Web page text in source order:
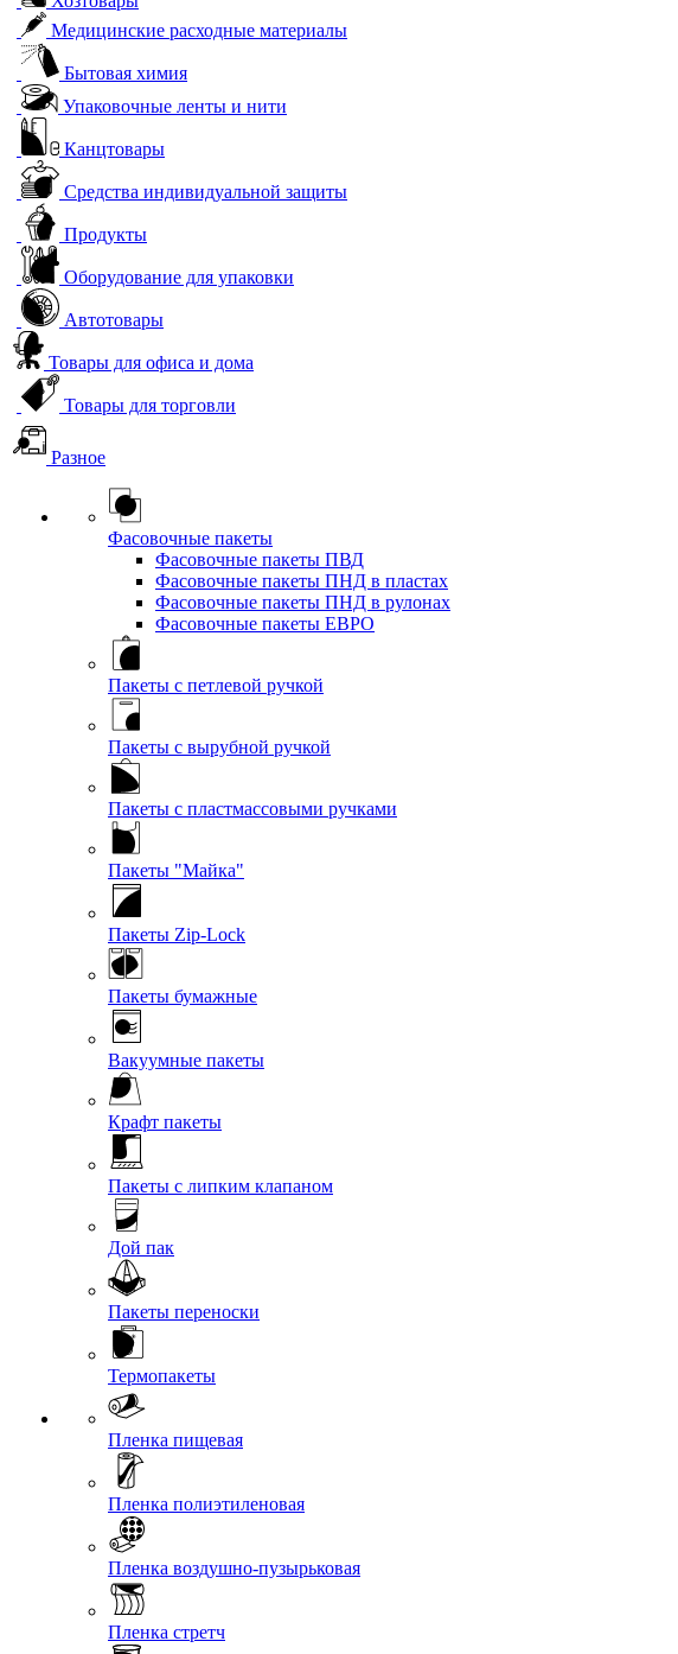
Медицинские расходные материалы
Бытовая химия
Упаковочные ленты и нити
Канцтовары
Средства индивидуальной защиты
Продукты
Оборудование для упаковки
Автотовары
Товары для офиса и дома
Товары для торговли
Разное
Фасовочные пакеты
Фасовочные пакеты ПВД
Фасовочные пакеты ПНД в пластах
Фасовочные пакеты ПНД в рулонах
Фасовочные пакеты ЕВРО
Пакеты с петлевой ручкой
Пакеты с вырубной ручкой
Пакеты с пластмассовыми ручками
Пакеты "Майка"
Пакеты Zip-Lock
Пакеты бумажные
Вакуумные пакеты
Крафт пакеты
Пакеты с липким клапаном
Дой пак
Пакеты переноски
Термопакеты
Пленка пищевая
Пленка полиэтиленовая
Пленка воздушно-пузырьковая
Пленка стретч